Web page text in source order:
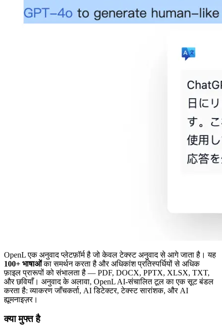
OpenL एक अनुवाद प्लेटफ़ॉर्म है जो केवल टेक्स्ट अनुवाद से आगे जाता है। यह
100+ भाषाओंका समर्थन करता है और अधिकांश प्रतिस्पर्धियों से अधिक
फ़ाइल प्रारूपों को संभालता है — PDF, DOCX, PPTX, XLSX, TXT,
और छवियाँ। अनुवाद के अलावा, OpenL AI-संचालित टूल का एक सूट बंडल
करता है: व्याकरण जाँचकर्ता, AI डिटेक्टर, टेक्स्ट सारांशक, और AI
ह्यूमनाइज़र।
क्या मुफ्त है